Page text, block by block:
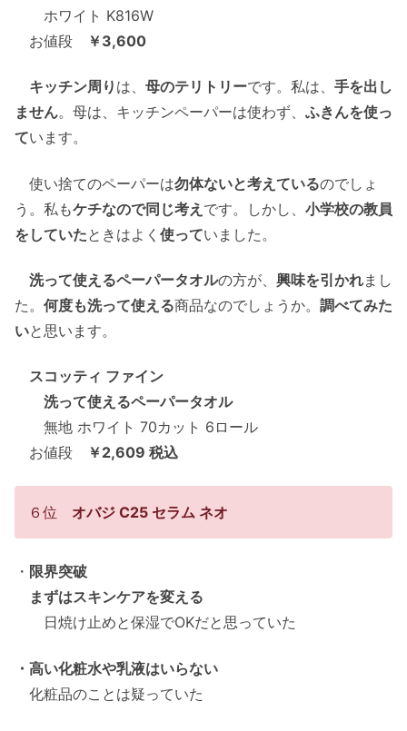
ホワイト K816W
お値段
￥3,600
キッチン周り は、 母のテリトリーです。私は、 手を出し
ません。母は、キッチンペーパーは使わず、 ふきんを使っ
ています。
使い捨てのペーパーは勿体ないと考えているのでしょ
う。私もケチなので同じ考え です。しかし、 小学校の教員
をしていたときはよく 使っていました。
洗って使えるペーパータオルの方が、 興味を引かれまし
た。 何度も洗って使える商品なのでしょうか。 調べてみた
いと思います。
スコッティ ファイン
洗って使えるペーパータオル
無地 ホワイト 70カット 6ロール
お値段
￥2,609 税込
６位 オバジ C25 セラム ネオ
・ 限界突破
まずはスキンケアを変える
日焼け止めと保湿でOKだと思っていた
・高い化粧水や乳液はいらない
化粧品のことは疑っていた